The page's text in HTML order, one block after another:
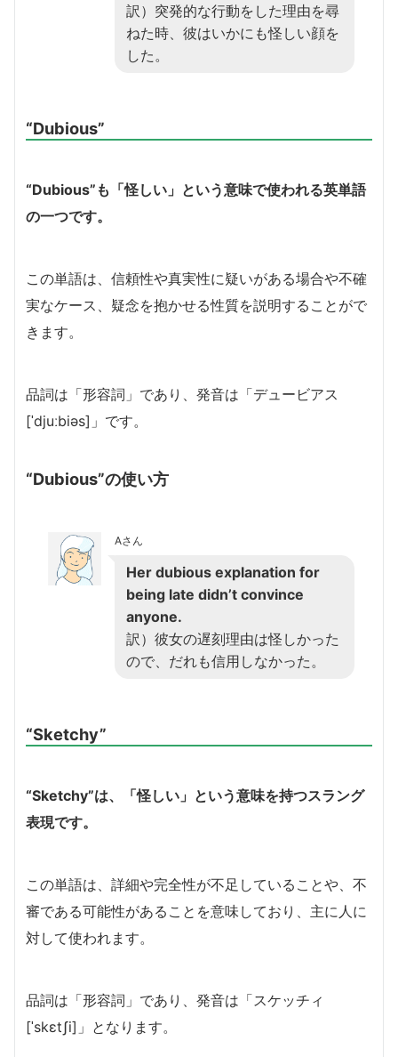
訳）突発的な行動をした理由を尋
ねた時、彼はいかにも怪しい顔を
した。
“Dubious”
“Dubious”も「怪しい」という意味で使われる英単語
の一つです。
この単語は、信頼性や真実性に疑いがある場合や不確
実なケース、疑念を抱かせる性質を説明することがで
きます。
品詞は「形容詞」であり、発音は「デュービアス
[ˈdjuːbiəs]」です。
“Dubious”の使い方
Aさん
Her dubious explanation for
being late didn’t convince
anyone.
訳）彼女の遅刻理由は怪しかった
ので、だれも信用しなかった。
“Sketchy”
“Sketchy”は、「怪しい」という意味を持つスラング
表現です。
この単語は、詳細や完全性が不足していることや、不
審である可能性があることを意味しており、主に人に
対して使われます。
品詞は「形容詞」であり、発音は「スケッチィ
[ˈskɛtʃi]」となります。